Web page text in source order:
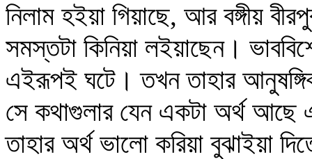
নিলাম হইয়া গিয়াছে, আর বঙ্গীয়
সমস্তটা কিনিয়া লইয়াছেন।
এইরূপই ঘটে। তখন তাহার
সে কথাগুলার যেন একটা অর্থ আছে
তাহার অর্থ ভালো করিয়া বুঝাইয়া